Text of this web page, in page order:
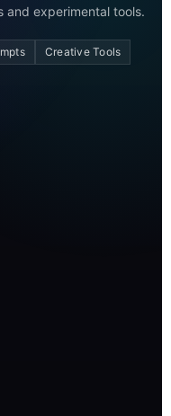
and experimental tools.
Creative Tools